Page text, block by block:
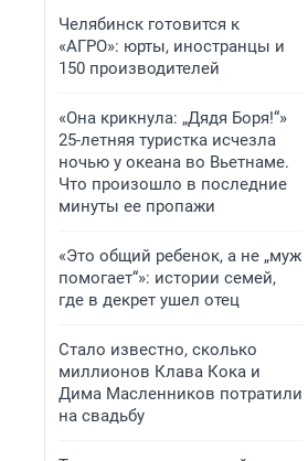
Челябинск готовится к
«АГРО»: юрты, иностранцы и
150 производителей
«Она крикнула: „Дядя Боря!“»
25-летняя туристка исчезла
ночью у океана во Вьетнаме.
Что произошло в последние
минуты ее пропажи
«Это общий ребенок, а не „муж
помогает“»: истории семей,
где в декрет ушел отец
Стало известно, сколько
миллионов Клава Кока и
Дима Масленников потратили
на свадьбу